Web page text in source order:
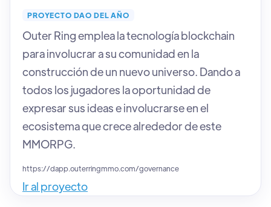
PROYECTO DAO DEL AÑO
Outer Ring emplea la tecnología blockchain
para involucrar a su comunidad en la
construcción de un nuevo universo. Dando a
todos los jugadores la oportunidad de
expresar sus ideas e involucrarse en el
ecosistema que crece alrededor de este
MMORPG.
https://dapp.outerringmmo.com/governance
Ir al proyecto